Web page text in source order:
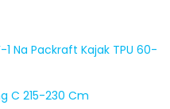
1 Na Packraft Kajak TPU 60-
C 215-230 Cm